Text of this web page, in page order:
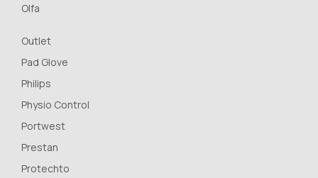
Olfa
Outlet
Pad Glove
Philips
Physio Control
Portwest
Prestan
Protechto